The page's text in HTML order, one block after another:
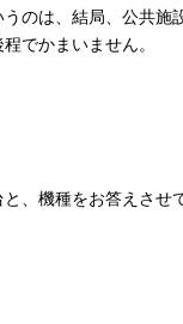
のは、結局、公共施
でかまいません。
、機種をお答えさせ